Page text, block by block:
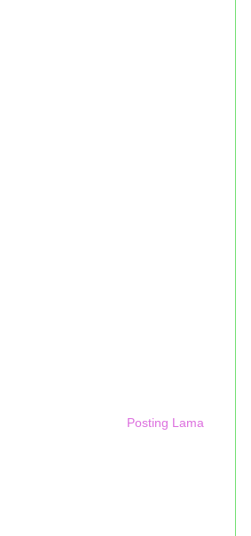
Posting Lama